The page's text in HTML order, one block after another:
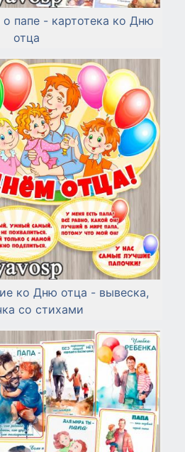
папе - картотека ко Дню
отца
ко Дню отца - вывеска,
со стихами